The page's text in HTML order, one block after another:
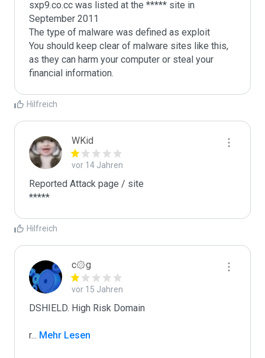
sxp9.co.cc was listed at the ***** site in
September 2011
The type of malware was defined as exploit
You should keep clear of malware sites like this,
as they can harm your computer or steal your
Hilfreich
WKid
vor 14 Jahren
Reported Attack page / site
*****
Hilfreich
c۞g
vor 15 Jahren
DSHIELD. High Risk Domain
r... Mehr Lesen